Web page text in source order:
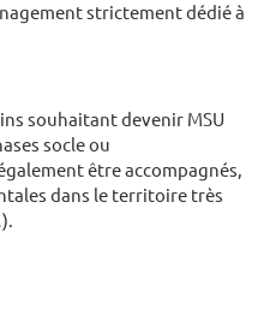
strictement dédié à
souhaitant devenir MSU
socle ou
être accompagnés,
dans le territoire très